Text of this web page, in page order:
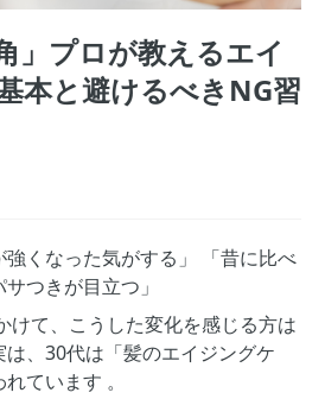
」プロが教えるエイ
本と避けるべきNG習
強くなった気がする」 「昔に比べ
つきが目立つ」
けて、こうした変化を感じる方は
、30代は「髪のエイジングケ
ています 。